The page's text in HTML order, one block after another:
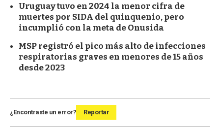
Uruguay tuvo en 2024 la menor cifra de
muertes por SIDA del quinquenio, pero
incumplió con la meta de Onusida
MSP registró el pico más alto de infecciones
respiratorias graves en menores de 15 años
desde 2023
¿Encontraste un error? Reportar